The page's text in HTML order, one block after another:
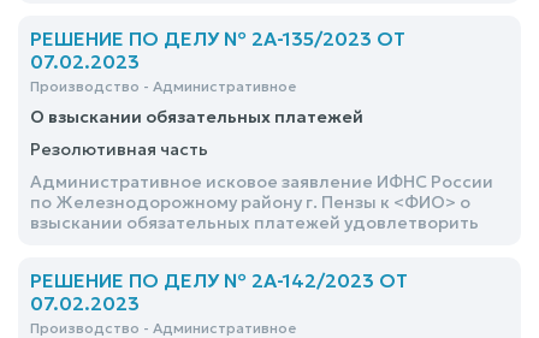
РЕШЕНИЕ ПО ДЕЛУ № 2А-135/2023 ОТ
07.02.2023
Производство - Административное
О взыскании обязательных платежей
Резолютивная часть
Административное исковое заявление ИФНС России
по Железнодорожному району г. Пензы к <ФИО> о
взыскании обязательных платежей удовлетворить
РЕШЕНИЕ ПО ДЕЛУ № 2А-142/2023 ОТ
07.02.2023
Производство - Административное